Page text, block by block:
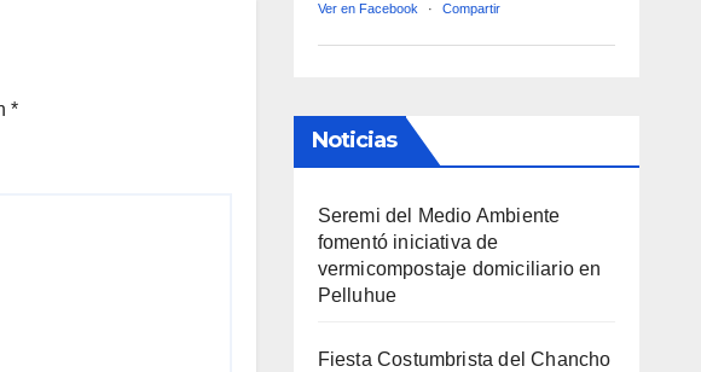
*
Ver en Facebook · Compartir
Noticias
Seremi del Medio Ambiente
fomentó iniciativa de
vermicompostaje domiciliario en
Pelluhue
Fiesta Costumbrista del Chancho